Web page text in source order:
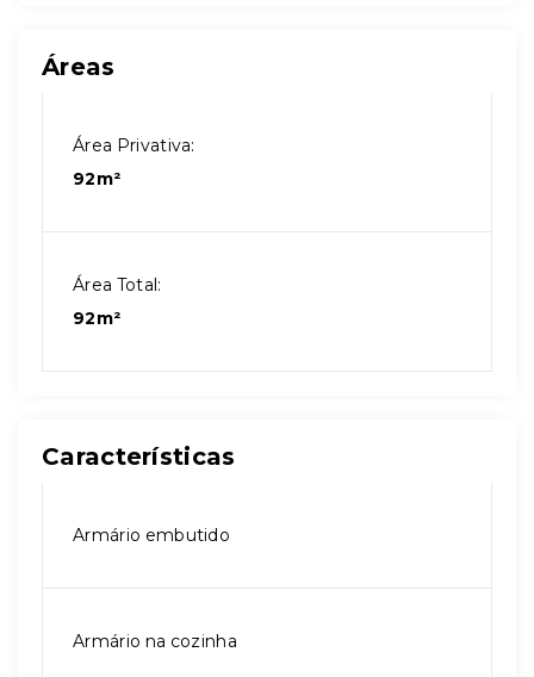
Áreas
Área Privativa:
92m²
Área Total:
92m²
Características
Armário embutido
Armário na cozinha